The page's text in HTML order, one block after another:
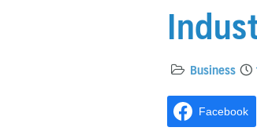
Business
Facebook